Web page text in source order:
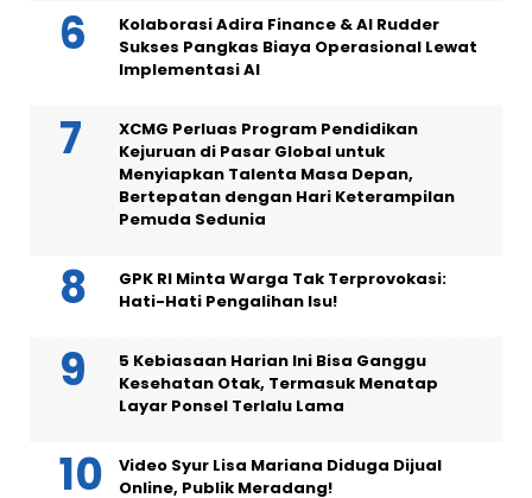
Kolaborasi Adira Finance & AI Rudder
Sukses Pangkas Biaya Operasional Lewat
Implementasi AI
XCMG Perluas Program Pendidikan
Kejuruan di Pasar Global untuk
Menyiapkan Talenta Masa Depan,
Bertepatan dengan Hari Keterampilan
Pemuda Sedunia
GPK RI Minta Warga Tak Terprovokasi:
Hati-Hati Pengalihan Isu!
5 Kebiasaan Harian Ini Bisa Ganggu
Kesehatan Otak, Termasuk Menatap
Layar Ponsel Terlalu Lama
Video Syur Lisa Mariana Diduga Dijual
Online, Publik Meradang!